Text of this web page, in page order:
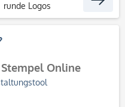
runde Logos
Online